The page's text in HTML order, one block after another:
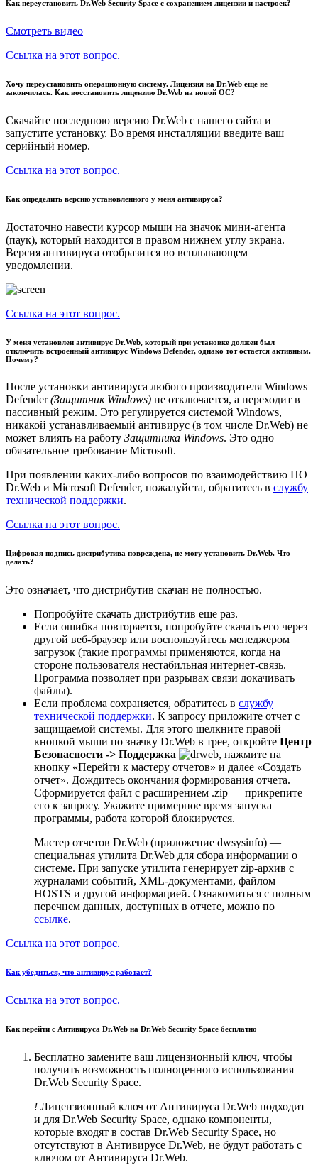
Как переустановить Dr.Web Security Space с сохранением лицензии и настроек?
Смотреть видео
Ссылка на этот вопрос.
Хочу переустановить операционную систему. Лицензия на Dr.Web еще не
закончилась. Как восстановить лицензию Dr.Web на новой ОС?
Скачайте последнюю версию Dr.Web с нашего сайта и
запустите установку. Во время инсталляции введите ваш
серийный номер.
Ссылка на этот вопрос.
Как определить версию установленного у меня антивируса?
Достаточно навести курсор мыши на значок мини-агента
(паук), который находится в правом нижнем углу экрана.
Версия антивируса отобразится во всплывающем
уведомлении.
Ссылка на этот вопрос.
У меня установлен антивирус Dr.Web, который при установке должен был
отключить встроенный антивирус Windows Defender, однако тот остается активным.
Почему?
После установки антивируса любого производителя Windows
Defender(Защитник Windows) не отключается, а переходит в
пассивный режим. Это регулируется системой Windows,
никакой устанавливаемый антивирус (в том числе Dr.Web) не
может влиять на работу Защитника Windows. Это одно
обязательное требование Microsoft.
При появлении каких-либо вопросов по взаимодействию ПО
Dr.Web и Microsoft Defender, пожалуйста, обратитесь в службу
технической поддержки.
Ссылка на этот вопрос.
Цифровая подпись дистрибутива повреждена, не могу установить Dr.Web. Что
делать?
Это означает, что дистрибутив скачан не полностью.
Попробуйте скачать дистрибутив еще раз.
Если ошибка повторяется, попробуйте скачать его через
другой веб-браузер или воспользуйтесь менеджером
загрузок (такие программы применяются, когда на
стороне пользователя нестабильная интернет-связь.
Программа позволяет при разрывах связи докачивать
файлы).
Если проблема сохраняется, обратитесь в службу
технической поддержки. К запросу приложите отчет с
защищаемой системы. Для этого щелкните правой
кнопкой мыши по значку Dr.Web в трее, откройте Центр
Безопасности -> Поддержка
, нажмите на
кнопку «Перейти к мастеру отчетов» и далее «Создать
отчет». Дождитесь окончания формирования отчета.
Сформируется файл с расширением .zip — прикрепите
его к запросу. Укажите примерное время запуска
программы, работа которой блокируется.
Мастер отчетов Dr.Web (приложение dwsysinfo) —
специальная утилита Dr.Web для сбора информации о
системе. При запуске утилита генерирует zip-архив с
журналами событий, XML-документами, файлом
HOSTS и другой информацией. Ознакомиться с полным
перечнем данных, доступных в отчете, можно по
ссылке.
Ссылка на этот вопрос.
Как убедиться, что антивирус работает?
Ссылка на этот вопрос.
Как перейти с Антивируса Dr.Web на Dr.Web Security Space бесплатно
Бесплатно замените ваш лицензионный ключ, чтобы
получить возможность полноценного использования
Dr.Web Security Space.
! Лицензионный ключ от Антивируса Dr.Web подходит
и для Dr.Web Security Space, однако компоненты,
которые входят в состав Dr.Web Security Space, но
отсутствуют в Антивирусе Dr.Web, не будут работать с
ключом от Антивируса Dr.Web.